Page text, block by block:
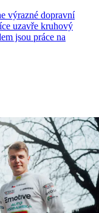
výrazné dopravní
uzavře kruhový
jsou práce na